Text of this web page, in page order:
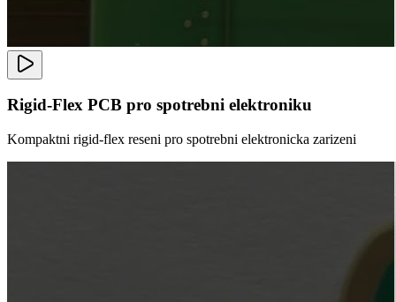
Rigid-Flex PCB pro spotrebni elektroniku
Kompaktni rigid-flex reseni pro spotrebni elektronicka zarizeni